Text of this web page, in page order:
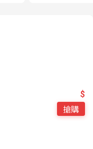
$
搶購